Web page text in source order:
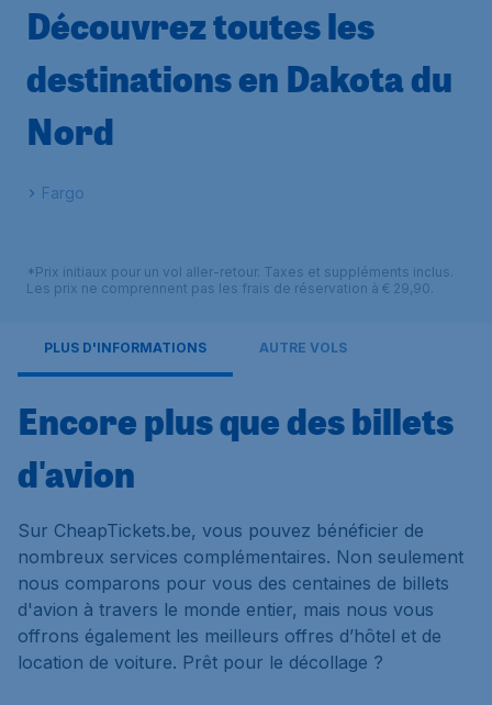
Découvrez toutes les
destinations en Dakota du
Nord
Fargo
*Prix initiaux pour un vol aller-retour. Taxes et suppléments inclus.
Les prix ne comprennent pas les frais de réservation à € 29,90.
PLUS D'INFORMATIONS AUTRE VOLS
Encore plus que des billets
d'avion
Sur CheapTickets.be, vous pouvez bénéficier de
nombreux services complémentaires. Non seulement
nous comparons pour vous des centaines de billets
d'avion à travers le monde entier, mais nous vous
offrons également les meilleurs offres d’hôtel et de
location de voiture. Prêt pour le décollage ?